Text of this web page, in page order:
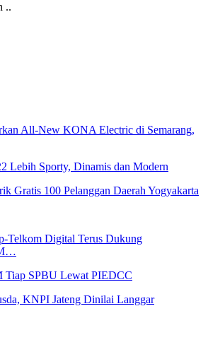
..
All-New KONA Electric di Semarang,
Lebih Sporty, Dinamis dan Modern
Gratis 100 Pelanggan Daerah Yogyakarta
Telkom Digital Terus Dukung
Tiap SPBU Lewat PIEDCC
KNPI Jateng Dinilai Langgar